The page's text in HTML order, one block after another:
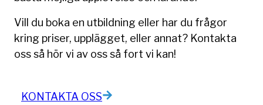
Vill du boka en utbildning eller har du frågor
kring priser, upplägget, eller annat? Kontakta
oss så hör vi av oss så fort vi kan!
KONTAKTA OSS